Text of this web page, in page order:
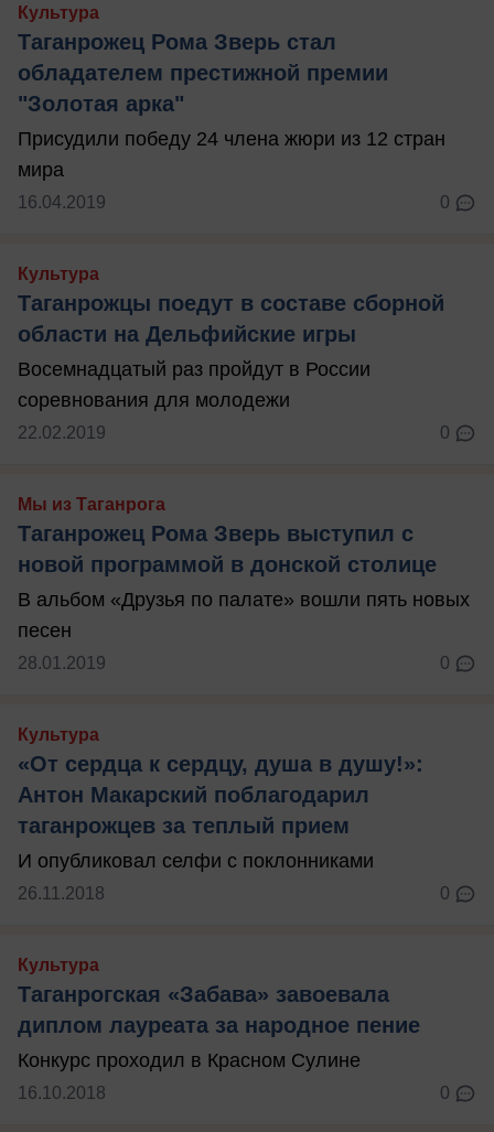
Культура
Таганрожец Рома Зверь стал
обладателем престижной премии
"Золотая арка"
Присудили победу 24 члена жюри из 12 стран
мира
16.04.2019 0
Культура
Таганрожцы поедут в составе сборной
области на Дельфийские игры
Восемнадцатый раз пройдут в России
соревнования для молодежи
22.02.2019 0
Мы из Таганрога
Таганрожец Рома Зверь выступил с
новой программой в донской столице
В альбом «Друзья по палате» вошли пять новых
песен
28.01.2019 0
Культура
«От сердца к сердцу, душа в душу!»:
Антон Макарский поблагодарил
таганрожцев за теплый прием
И опубликовал селфи с поклонниками
26.11.2018 0
Культура
Таганрогская «Забава» завоевала
диплом лауреата за народное пение
Конкурс проходил в Красном Сулине
16.10.2018 0